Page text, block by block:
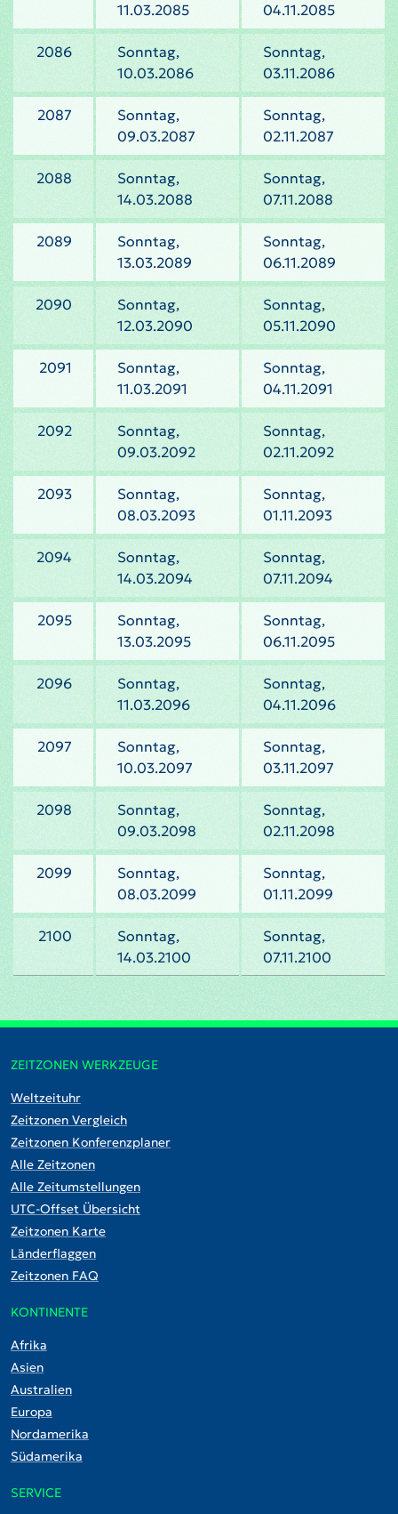
11.03.2085
04.11.2085
2086
Sonntag,
10.03.2086
Sonntag,
03.11.2086
2087
Sonntag,
09.03.2087
Sonntag,
02.11.2087
2088
Sonntag,
14.03.2088
Sonntag,
07.11.2088
2089
Sonntag,
13.03.2089
Sonntag,
06.11.2089
2090
Sonntag,
12.03.2090
Sonntag,
05.11.2090
2091
Sonntag,
11.03.2091
Sonntag,
04.11.2091
2092
Sonntag,
09.03.2092
Sonntag,
02.11.2092
2093
Sonntag,
08.03.2093
Sonntag,
01.11.2093
2094
Sonntag,
14.03.2094
Sonntag,
07.11.2094
2095
Sonntag,
13.03.2095
Sonntag,
06.11.2095
2096
Sonntag,
11.03.2096
Sonntag,
04.11.2096
2097
Sonntag,
10.03.2097
Sonntag,
03.11.2097
2098
Sonntag,
09.03.2098
Sonntag,
02.11.2098
2099
Sonntag,
08.03.2099
Sonntag,
01.11.2099
2100
Sonntag,
14.03.2100
Sonntag,
07.11.2100
ZEITZONEN WERKZEUGE
Weltzeituhr
Zeitzonen Vergleich
Zeitzonen Konferenzplaner
Alle Zeitzonen
Alle Zeitumstellungen
UTC-Offset Übersicht
Zeitzonen Karte
Länderflaggen
Zeitzonen FAQ
KONTINENTE
Afrika
Asien
Australien
Europa
Nordamerika
Südamerika
SERVICE